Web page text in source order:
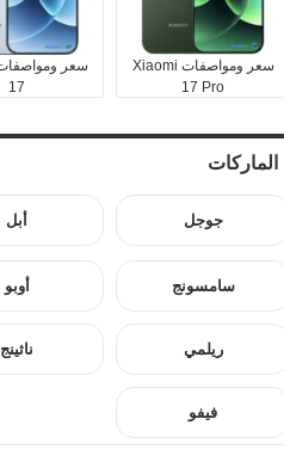
سعر ومواصفات Xiaomi
17 Pro
17
الماركات
جوجل أبل
سامسونج أوبو
ريلمي ناثينج
فيفو